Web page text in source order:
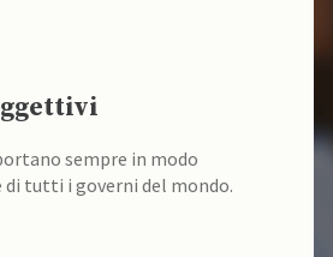
sempre in modo
di tutti i governi del mondo.